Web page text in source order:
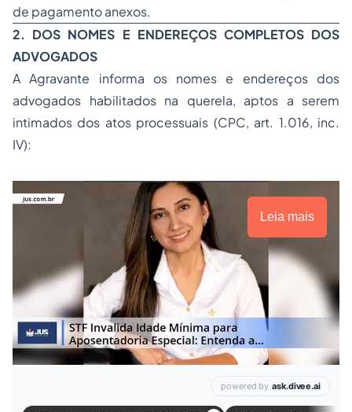
de pagamento anexos.
2. DOS NOMES E ENDEREÇOS COMPLETOS DOS
ADVOGADOS
A Agravante informa os nomes e endereços dos
advogados habilitados na querela, aptos a serem
intimados dos atos processuais (CPC, art. 1.016, inc.
IV):
Leia mais